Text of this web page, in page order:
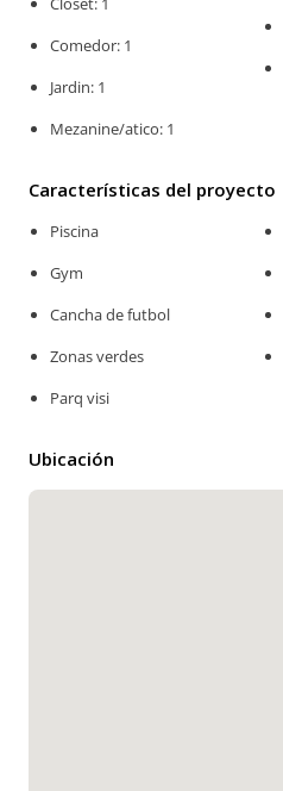
Comedor: 1
Jardin: 1
Mezanine/atico: 1
Características del proyecto
Piscina
Gym
Cancha de futbol
Zonas verdes
Parq visi
Ubicación